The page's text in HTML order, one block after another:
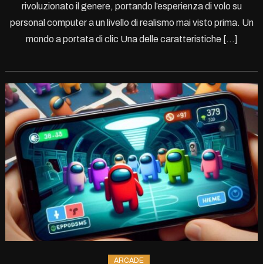
rivoluzionato il genere, portando l’esperienza di volo su
personal computer a un livello di realismo mai visto prima. Un
mondo a portata di clic Una delle caratteristiche […]
ARCADE